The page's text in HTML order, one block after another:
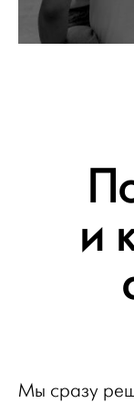
и
Мы сразу